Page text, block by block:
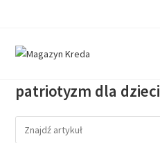
patriotyzm dla dzieci